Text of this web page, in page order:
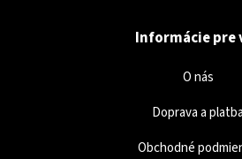
Informácie pre
O nás
Doprava a platba
Obchodné